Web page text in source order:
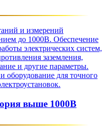
и измерений
до 1000В. Обеспечение
электрических систем,
заземления,
и другие параметры.
оборудование для точного
выше 1000В